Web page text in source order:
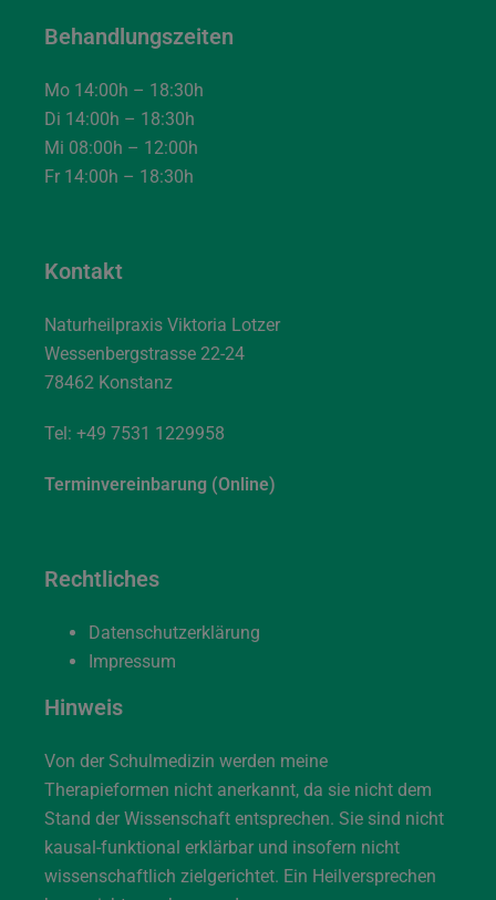
Behandlungszeiten
Mo 14:00h – 18:30h
Di 14:00h – 18:30h
Mi 08:00h – 12:00h
Fr 14:00h – 18:30h
Kontakt
Naturheilpraxis Viktoria Lotzer
Wessenbergstrasse 22-24
78462 Konstanz
Tel: +49 7531 1229958
Terminvereinbarung (Online)
Rechtliches
Datenschutzerklärung
Impressum
Hinweis
Von der Schulmedizin werden meine
Therapieformen nicht anerkannt, da sie nicht dem
Stand der Wissenschaft entsprechen. Sie sind nicht
kausal-funktional erklärbar und insofern nicht
wissenschaftlich zielgerichtet. Ein Heilversprechen